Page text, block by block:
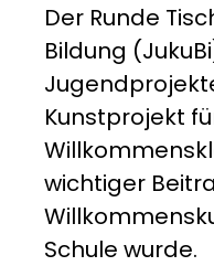
Der Runde
Bildung
Kunstprojekt
wichtiger
Schule wurde.